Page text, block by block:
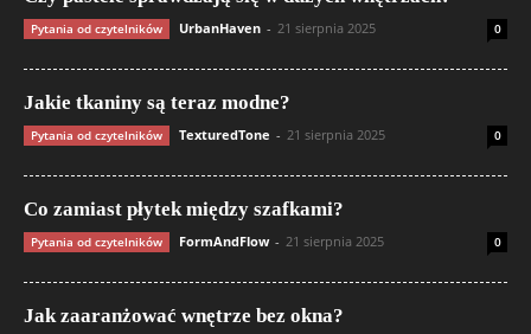
Pytania od czytelników UrbanHaven - 21 sierpnia 2025 0
Jakie tkaniny są teraz modne?
Pytania od czytelników TexturedTone - 21 sierpnia 2025 0
Co zamiast płytek między szafkami?
Pytania od czytelników FormAndFlow - 21 sierpnia 2025 0
Jak zaaranżować wnętrze bez okna?